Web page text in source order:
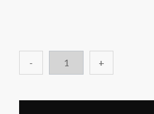
- +